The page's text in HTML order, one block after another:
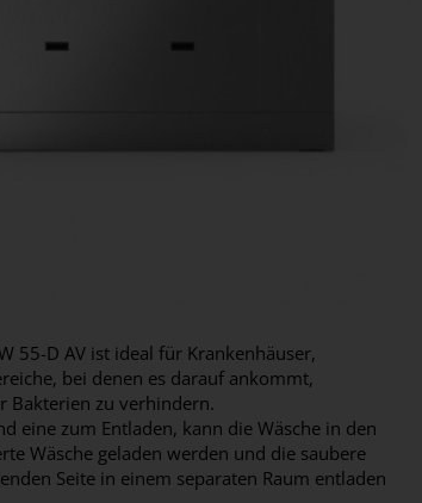
55-D AV ist ideal für Krankenhäuser,
bei denen es darauf ankommt,
Bakterien zu verhindern.
eine zum Entladen, kann die Wäsche in den
Wäsche geladen werden und die saubere
Seite in einem separaten Raum entladen